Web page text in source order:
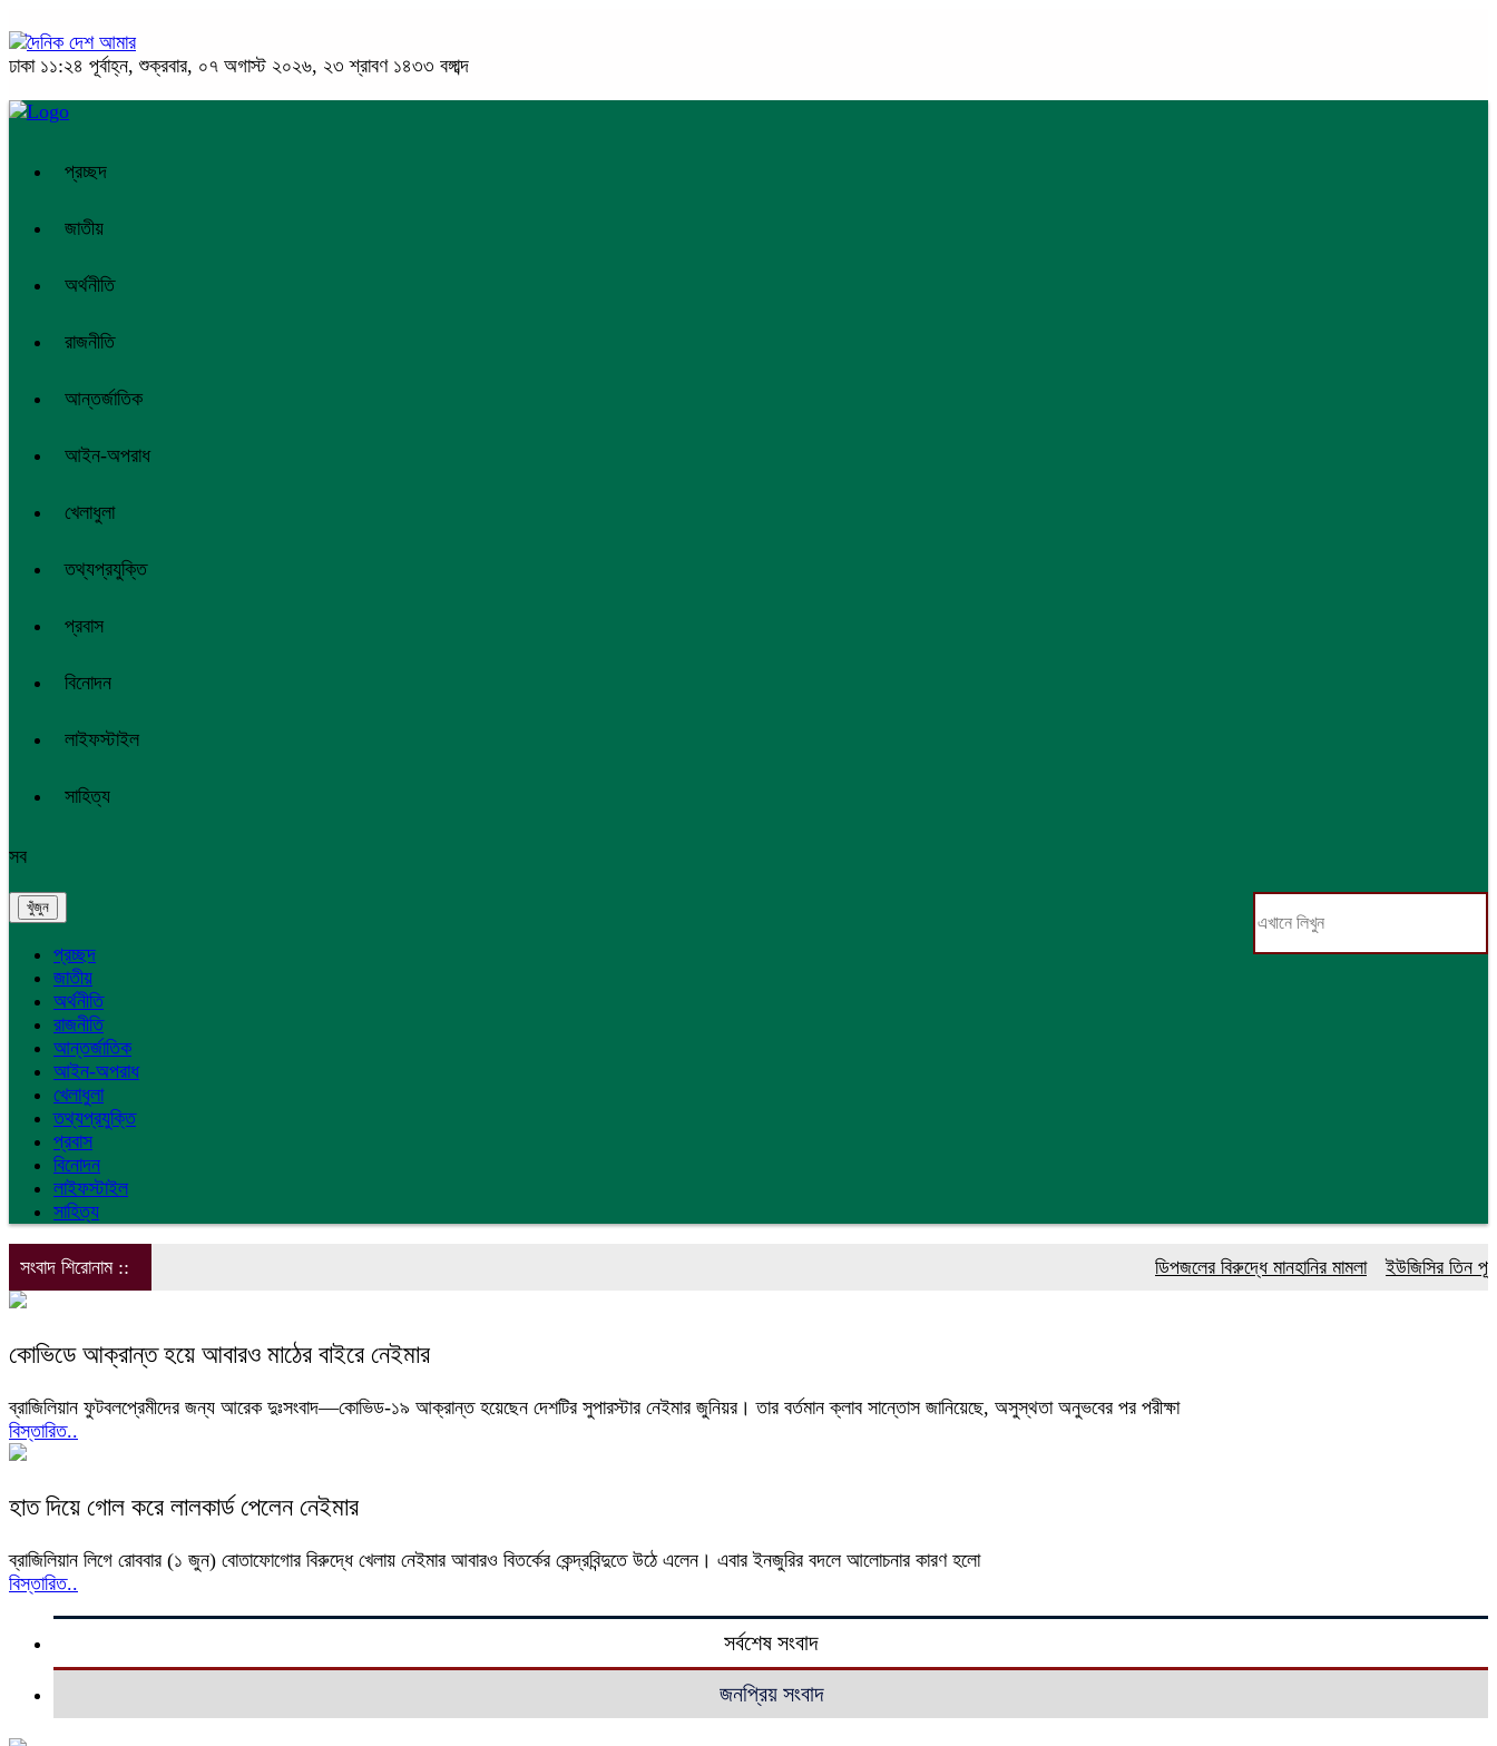
ঢাকা ১১:২৪ পূর্বাহ্ন, শুক্রবার, ০৭ অগাস্ট ২০২৬, ২৩ শ্রাবণ ১৪৩৩ বঙ্গাব্দ
প্রচ্ছদ
জাতীয়
অর্থনীতি
রাজনীতি
আন্তর্জাতিক
আইন-অপরাধ
খেলাধুলা
তথ্যপ্রযুক্তি
প্রবাস
বিনোদন
লাইফস্টাইল
সাহিত্য
সব
প্রচ্ছদ
জাতীয়
অর্থনীতি
রাজনীতি
আন্তর্জাতিক
আইন-অপরাধ
খেলাধুলা
তথ্যপ্রযুক্তি
প্রবাস
বিনোদন
লাইফস্টাইল
সাহিত্য
সংবাদ শিরোনাম :: ডিপজলের বিরুদ্ধে মানহানির মামলা ইউজিসির তিন
কোভিডে আক্রান্ত হয়ে আবারও মাঠের বাইরে নেইমার
ব্রাজিলিয়ান ফুটবলপ্রেমীদের জন্য আরেক দুঃসংবাদ—কোভিড-১৯ আক্রান্ত হয়েছেন দেশটির সুপারস্টার নেইমার জুনিয়র। তার বর্তমান ক্লাব সান্তোস জানিয়েছে, অসুস্থতা অনুভবের পর পরীক্ষা
বিস্তারিত..
হাত দিয়ে গোল করে লালকার্ড পেলেন নেইমার
ব্রাজিলিয়ান লিগে রোববার (১ জুন) বোতাফোগোর বিরুদ্ধে খেলায় নেইমার আবারও বিতর্কের কেন্দ্রবিন্দুতে উঠে এলেন। এবার ইনজুরির বদলে আলোচনার কারণ হলো
বিস্তারিত..
সর্বশেষ সংবাদ
জনপ্রিয় সংবাদ